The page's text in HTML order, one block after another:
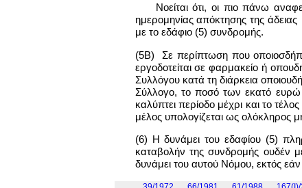
Νοείται ότι, οι πιο πάνω
ημερομηνίας απόκτησης της
με το εδάφιο (5) συνδρομής.
(5Β) Σε περίπτωση που
εργοδοτείται σε φαρμακείο ή
Συλλόγου κατά τη διάρκεια
Σύλλογο, το ποσό των εκατό ευρώ
καλύπτει περίοδο μέχρι και το
μέλος υπολογίζεται ως ολόκληρος
(6) Η δυνάμει του εδαφίου (5)
καταβολήν της συνδρομής ουδέν
δυνάμει του αυτού Νόμου, εκτός